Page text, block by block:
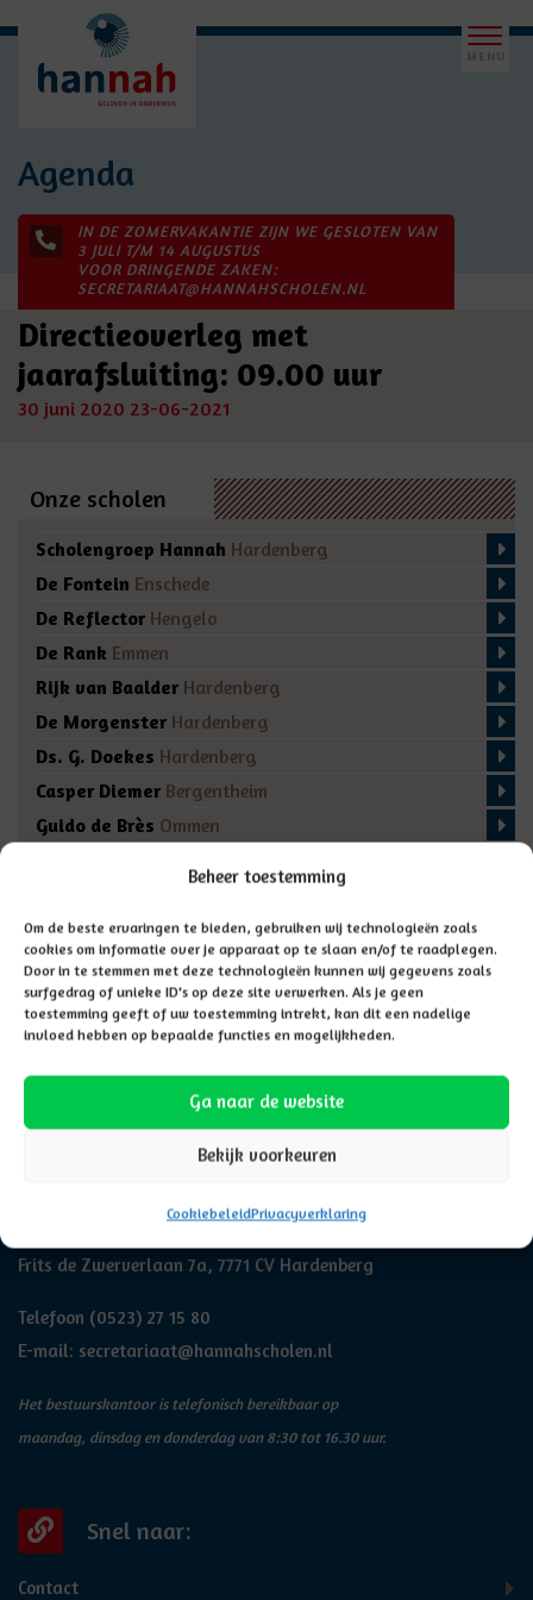
Beheer toestemming
Om de beste ervaringen te bieden, gebruiken wij technologieën zoals
cookies om informatie over je apparaat op te slaan en/of te raadplegen.
Door in te stemmen met deze technologieën kunnen wij gegevens zoals
surfgedrag of unieke ID's op deze site verwerken. Als je geen
toestemming geeft of uw toestemming intrekt, kan dit een nadelige
invloed hebben op bepaalde functies en mogelijkheden.
Ga naar de website
Bekijk voorkeuren
CookiebeleidPrivacyverklaring
Agenda
IN DE ZOMERVAKANTIE ZIJN WE GESLOTEN VAN
3 JULI T/M 14 AUGUSTUS
VOOR DRINGENDE ZAKEN:
SECRETARIAAT@HANNAHSCHOLEN.NL
Directieoverleg met
jaarafsluiting: 09.00 uur
30 juni 2020 23-06-2021
Onze scholen
Scholengroep Hannah Hardenberg
De Fontein Enschede
De Reflector Hengelo
De Rank Emmen
Rijk van Baalder Hardenberg
De Morgenster Hardenberg
Ds. G. Doekes Hardenberg
Casper Diemer Bergentheim
Guido de Brès Ommen
Domino Den Ham
De BronEnschede
Adresgegevens
Frits de Zwerverlaan 7a, 7771 CV Hardenberg
Telefoon (0523) 27 15 80
E-mail: secretariaat@hannahscholen.nl
Het bestuurskantoor is telefonisch bereikbaar op
maandag, dinsdag en donderdag van 8:30 tot 16.30 uur.
Snel naar:
Contact